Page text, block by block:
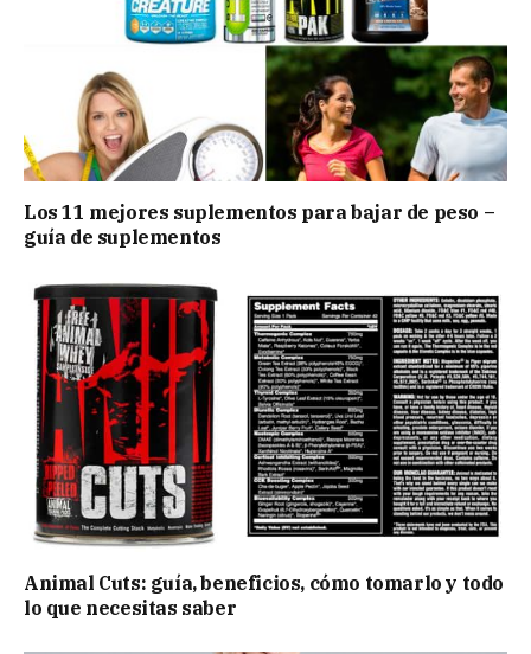
Los 11 mejores suplementos para bajar de peso –
guía de suplementos
Animal Cuts: guía, beneficios, cómo tomarlo y todo
lo que necesitas saber